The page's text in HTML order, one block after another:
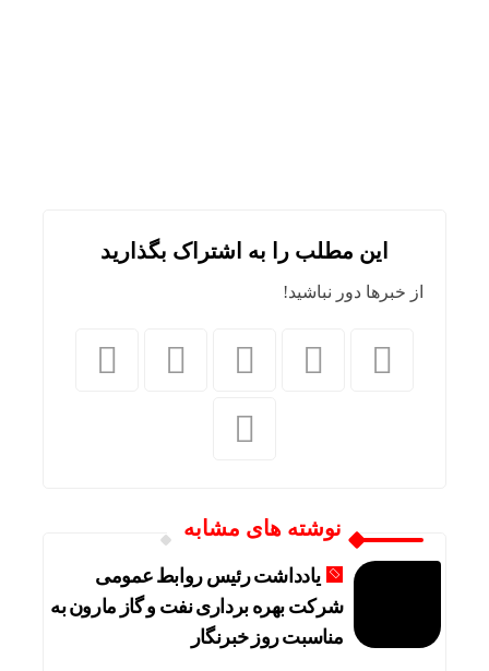
این مطلب را به اشتراک بگذارید
از خبرها دور نباشید!
نوشته های مشابه
یادداشت رئیس روابط عمومی
شرکت بهره برداری نفت و گاز مارون به
مناسبت روز خبرنگار